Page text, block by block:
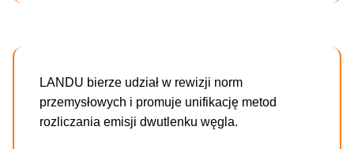
LANDU bierze udział w rewizji norm
przemysłowych i promuje unifikację metod
rozliczania emisji dwutlenku węgla.